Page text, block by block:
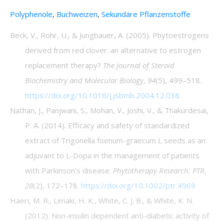
Polyphenole, Buchweizen, Sekundäre Pflanzenstoffe
Beck, V., Rohr, U., & Jungbauer, A. (2005). Phytoestrogens
derived from red clover: an alternative to estrogen
replacement therapy? The Journal of Steroid
Biochemistry and Molecular Biology, 94(5), 499–518.
https://doi.org/10.1016/j.jsbmb.2004.12.038
Nathan, J., Panjwani, S., Mohan, V., Joshi, V., & Thakurdesai,
P. A. (2014). Efficacy and safety of standardized
extract of Trigonella foenum-graecum L seeds as an
adjuvant to L-Dopa in the management of patients
with Parkinson’s disease. Phytotherapy Research: PTR,
28(2), 172–178. https://doi.org/10.1002/ptr.4969
Haeri, M. R., Limaki, H. K., White, C. J. B., & White, K. N.
(2012). Non-insulin dependent anti-diabetic activity of